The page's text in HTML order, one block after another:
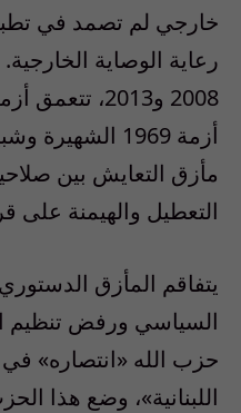
خارجي لم تصمد في
2008 و2013،
أزمة 1969
مأزق التعايش بين
التعطيل والهيمنة على
يتفاقم المأزق
السياسي ورفض تنظيم
اللبنانية»، وضع هذا